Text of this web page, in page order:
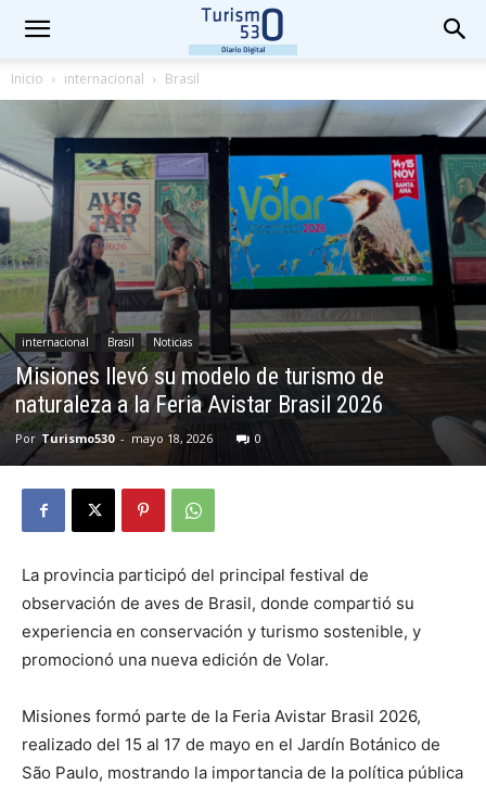
Inicio internacional Brasil
internacional Brasil Noticias
Misiones llevó su modelo de turismo de
naturaleza a la Feria Avistar Brasil 2026
Por Turismo530 - mayo 18, 2026 0
La provincia participó del principal festival de
observación de aves de Brasil, donde compartió su
experiencia en conservación y turismo sostenible, y
promocionó una nueva edición de Volar.
Misiones formó parte de la Feria Avistar Brasil 2026,
realizado del 15 al 17 de mayo en el Jardín Botánico de
São Paulo, mostrando la importancia de la política pública